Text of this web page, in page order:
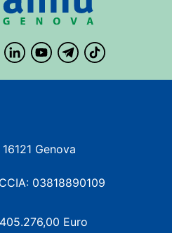
Genova
03818890109
Euro